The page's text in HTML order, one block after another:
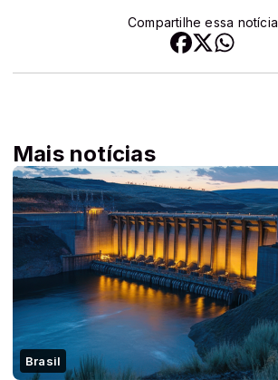
Compartilhe essa notícia
Mais notícias
Brasil